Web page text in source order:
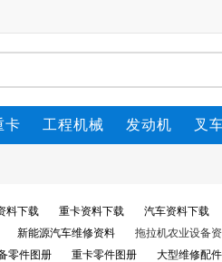
卡 工程机械 发动机 叉
料下载 重卡资料下载 汽车资料下载
新能源汽车维修资料 拖拉机农业设备
零件图册 重卡零件图册 大型维修配